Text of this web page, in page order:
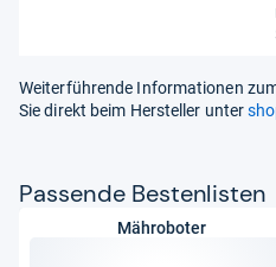
Weiterführende Informationen
Sie direkt beim Hersteller unter
Pas­sende Bes­ten­lis­ten
Mähroboter